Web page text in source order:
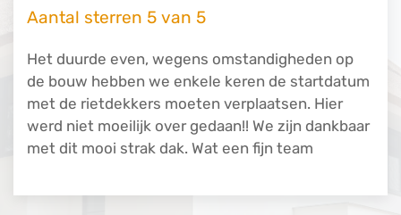
Aantal sterren 5 van 5
Het duurde even, wegens omstandigheden op
de bouw hebben we enkele keren de startdatum
met de rietdekkers moeten verplaatsen. Hier
werd niet moeilijk over gedaan!! We zijn dankbaar
met dit mooi strak dak. Wat een fijn team